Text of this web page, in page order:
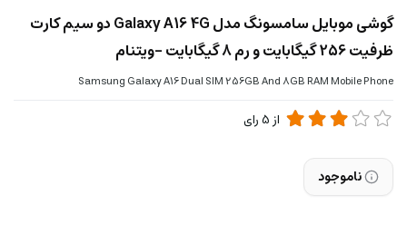
گوشی موبایل سامسونگ مدل Galaxy A16 4G دو سیم کارت
ظرفیت 256 گیگابایت و رم 8 گیگابایت -ویتنام
Samsung Galaxy A16 Dual SIM 256GB And 8GB RAM Mobile Phone
از 5رای
ناموجود